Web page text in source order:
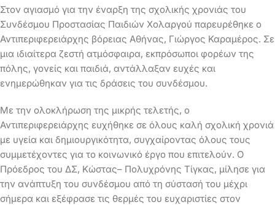
Στον αγιασμό για την έναρξη της σχολικής χρονιάς του
Συνδέσμου Προστασίας Παιδιών Χολαργού παρευρέθηκε ο
Αντιπεριφερειάρχης βόρειας Αθήνας, Γιώργος Καραμέρος. Σε
μια ιδιαίτερα ζεστή ατμόσφαιρα, εκπρόσωποι φορέων της
πόλης, γονείς και παιδιά, αντάλλαξαν ευχές και
ενημερώθηκαν για τις δράσεις του συνδέσμου.
Με την ολοκλήρωση της μικρής τελετής, ο
Αντιπεριφερειάρχης ευχήθηκε σε όλους καλή σχολική χρονιά
με υγεία και δημιουργικότητα, συγχαίροντας όλους τους
συμμετέχοντες για το κοινωνικό έργο που επιτελούν. Ο
Πρόεδρος του ΔΣ, Κώστας– Πολυχρόνης Τίγκας, μίλησε για
την ανάπτυξη του συνδέσμου από τη σύστασή του μέχρι
σήμερα και εξέφρασε τις θερμές του ευχαριστίες στον